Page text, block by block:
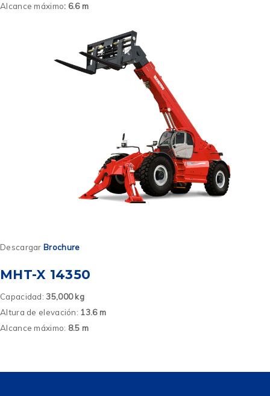
Alcance máximo: 6.6 m
Descargar Brochure
MHT-X 14350
Capacidad: 35,000 kg
Altura de elevación: 13.6 m
Alcance máximo: 8.5 m